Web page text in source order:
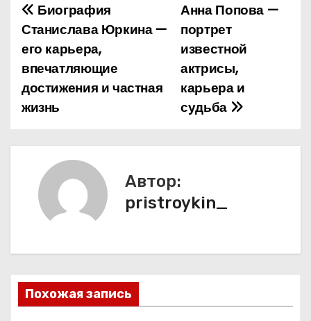
Н
а
в
и
я
п
о
Анна Попова —
портрет
известной
актрисы,
карьера и
судьба
Биография
Станислава Юркина —
его карьера,
впечатляющие
достижения и частная
жизнь
Автор:
pristroykin_
Похожая запись